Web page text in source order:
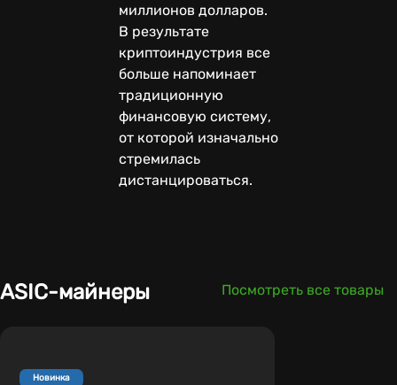
миллионов долларов.
В результате
криптоиндустрия все
больше напоминает
традиционную
финансовую систему,
от которой изначально
стремилась
дистанцироваться.
ASIC-майнеры Посмотреть все товары
Новинка